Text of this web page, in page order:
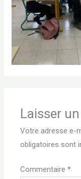
Laisser
Votre adresse e-
obligatoires sont
Commentaire*